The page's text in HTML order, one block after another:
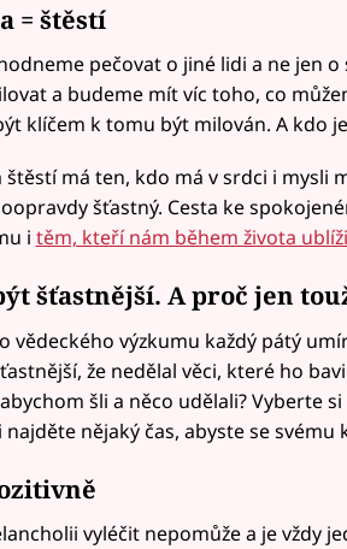
= štěstí
pečovat o jiné lidi a ne jen
a budeme mít víc toho, co
klíčem k tomu být milován. A kdo
štěstí má ten, kdo má v srdci i mysli
šťastný. Cesta ke
i těm, kteří nám během života
šťastnější. A proč jen
vědeckého výzkumu každý pátý
že nedělal věci, které ho
šli a něco udělali? Vyberte
najděte nějaký čas, abyste se svému
vyléčit nepomůže a je vždy